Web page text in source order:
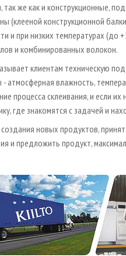
так же как и конструкционные,
(клееной конструкционной
и при низких температурах (до
и комбинированных волокон.
клиентам техническую
атмосферная влажность,
процесса склеивания, и если
где знакомятся с задачей и
новых продуктов,
и предложить продукт,